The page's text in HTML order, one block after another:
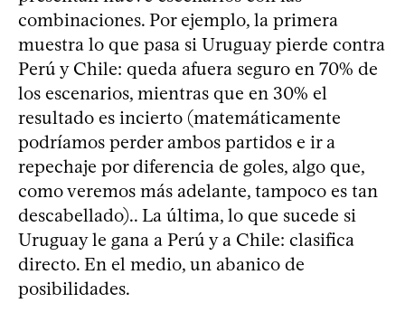
combinaciones. Por ejemplo, la primera
muestra lo que pasa si Uruguay pierde contra
Perú y Chile: queda afuera seguro en 70% de
los escenarios, mientras que en 30% el
resultado es incierto (matemáticamente
podríamos perder ambos partidos e ir a
repechaje por diferencia de goles, algo que,
como veremos más adelante, tampoco es tan
descabellado).. La última, lo que sucede si
Uruguay le gana a Perú y a Chile: clasifica
directo. En el medio, un abanico de
posibilidades.